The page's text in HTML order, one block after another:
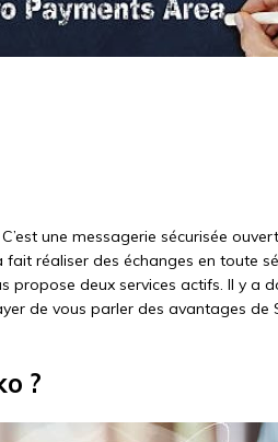
une messagerie sécurisée
réaliser des échanges en toute
propose deux services actifs. Il y a
de vous parler des avantages de
?